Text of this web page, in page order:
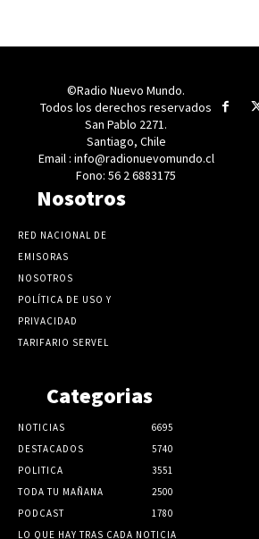
©Radio Nuevo Mundo.
Todos los derechos reservados
San Pablo 2271.
Santiago, Chile
Email : info@radionuevomundo.cl
Fono: 56 2 6883175
Nosotros
RED NACIONAL DE
EMISORAS
NOSOTROS
POLÍTICA DE USO Y
PRIVACIDAD
TARIFARIO SERVEL
Categorias
NOTICIAS
6695
DESTACADOS
5740
POLITICA
3551
TODA TU MAÑANA
2500
PODCAST
1780
LO QUE HAY TRAS CADA NOTICIA